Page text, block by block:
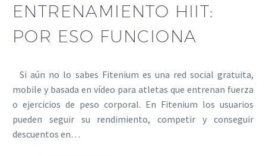
ENTRENAMIENTO HIIT:
POR ESO FUNCIONA
Si aún no lo sabes Fitenium es una red social gratuita,
mobile y basada en vídeo para atletas que entrenan fuerza
o ejercicios de peso corporal. En Fitenium los usuarios
pueden seguir su rendimiento, competir y conseguir
descuentos en…